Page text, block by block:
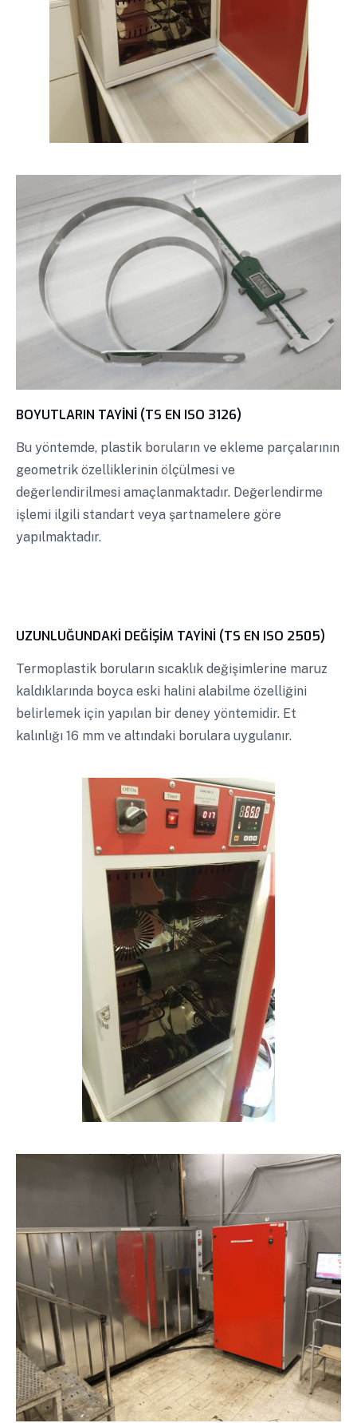
BOYUTLARIN TAYİNİ (TS EN ISO 3126)
Bu yöntemde, plastik boruların ve ekleme parçalarının
geometrik özelliklerinin ölçülmesi ve
değerlendirilmesi amaçlanmaktadır. Değerlendirme
işlemi ilgili standart veya şartnamelere göre
yapılmaktadır.
UZUNLUĞUNDAKİ DEĞİŞİM TAYİNİ (TS EN ISO 2505)
Termoplastik boruların sıcaklık değişimlerine maruz
kaldıklarında boyca eski halini alabilme özelliğini
belirlemek için yapılan bir deney yöntemidir. Et
kalınlığı 16 mm ve altındaki borulara uygulanır.